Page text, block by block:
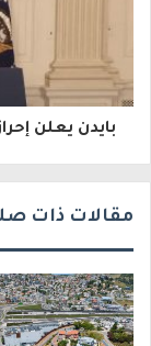
و
بايدن يعلن
مقالات ذات